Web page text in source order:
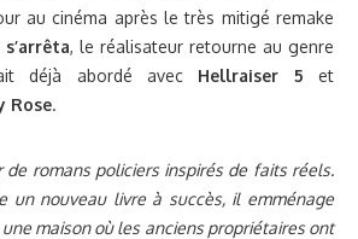
au cinéma après le très mitigé remake
, le réalisateur retourne au genre
déjà abordé avec Hellraiser 5 et
Rose.
de romans policiers inspirés de faits réels.
un nouveau livre à succès, il emménage
maison où les anciens propriétaires ont